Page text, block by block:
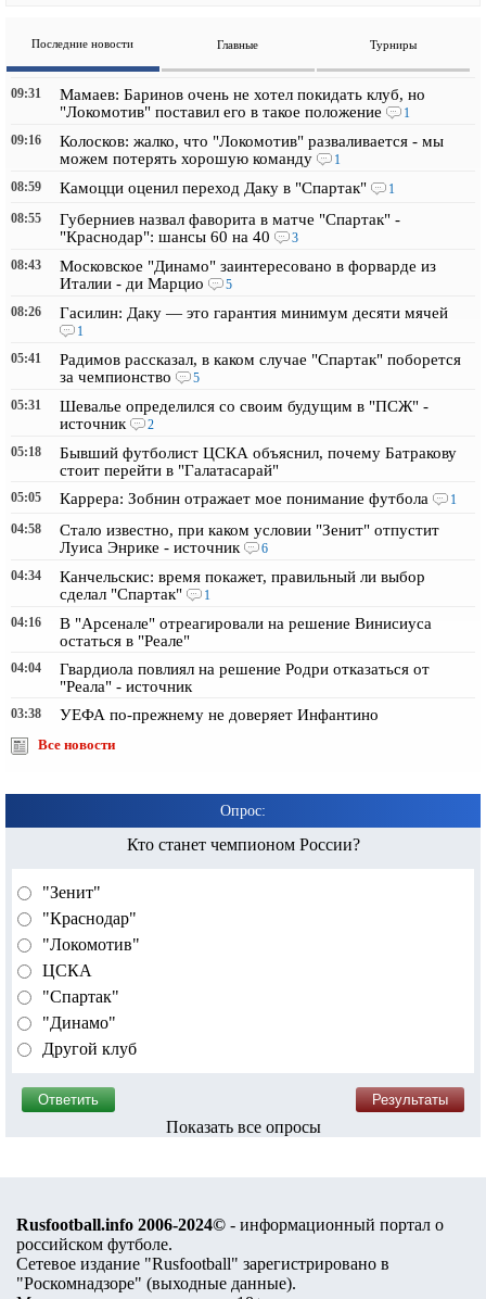
Последние новости Главные Турниры
09:31
Мамаев: Баринов очень не хотел покидать клуб, но
"Локомотив" поставил его в такое положение
1
09:16
Колосков: жалко, что "Локомотив" разваливается - мы
можем потерять хорошую команду
1
08:59
Камоцци оценил переход Даку в "Спартак"
1
08:55
Губерниев назвал фаворита в матче "Спартак" -
"Краснодар": шансы 60 на 40
3
08:43
Московское "Динамо" заинтересовано в форварде из
Италии - ди Марцио
5
08:26
Гасилин: Даку — это гарантия минимум десяти мячей
1
05:41
Радимов рассказал, в каком случае "Спартак" поборется
за чемпионство
5
05:31
Шевалье определился со своим будущим в "ПСЖ" -
источник
2
05:18
Бывший футболист ЦСКА объяснил, почему Батракову
стоит перейти в "Галатасарай"
05:05 Каррера: Зобнин отражает мое понимание футбола
1
04:58
Стало известно, при каком условии "Зенит" отпустит
Луиса Энрике - источник
6
04:34
Канчельскис: время покажет, правильный ли выбор
сделал "Спартак"
1
04:16
В "Арсенале" отреагировали на решение Винисиуса
остаться в "Реале"
04:04
Гвардиола повлиял на решение Родри отказаться от
"Реала" - источник
03:38 УЕФА по-прежнему не доверяет Инфантино
Все новости
Опрос:
Кто станет чемпионом России?
"Зенит"
"Краснодар"
"Локомотив"
ЦСКА
"Спартак"
"Динамо"
Другой клуб
Показать все опросы
Rusfootball.info 2006-2024© - информационный портал о
российском футболе.
Сетевое издание "Rusfootball" зарегистрировано в
"Роскомнадзоре" (выходные данные).